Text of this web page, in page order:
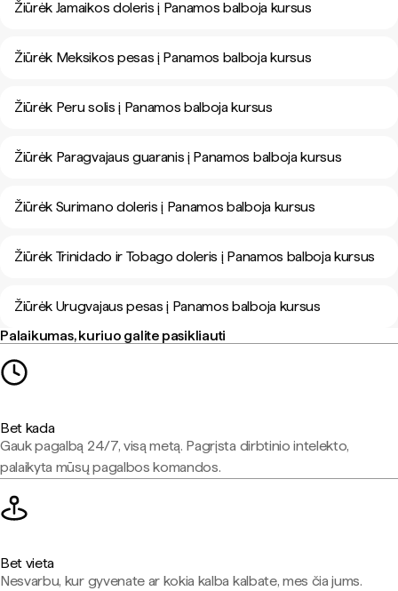
Žiūrėk Jamaikos doleris į Panamos balboja kursus
Žiūrėk Meksikos pesas į Panamos balboja kursus
Žiūrėk Peru solis į Panamos balboja kursus
Žiūrėk Paragvajaus guaranis į Panamos balboja kursus
Žiūrėk Surimano doleris į Panamos balboja kursus
Žiūrėk Trinidado ir Tobago doleris į Panamos balboja kursus
Žiūrėk Urugvajaus pesas į Panamos balboja kursus
Palaikumas, kuriuo galite pasikliauti
Bet kada
Gauk pagalbą 24/7, visą metą. Pagrįsta dirbtinio intelekto,
palaikyta mūsų pagalbos komandos.
Bet vieta
Nesvarbu, kur gyvenate ar kokia kalba kalbate, mes čia jums.